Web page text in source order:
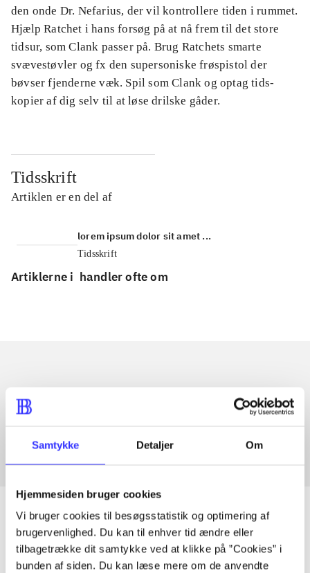
Samtykke Detaljer Om
Hjemmesiden bruger cookies
Vi bruger cookies til besøgsstatistik og optimering af
brugervenlighed. Du kan til enhver tid ændre eller
tilbagetrække dit samtykke ved at klikke på ”Cookies” i
bunden af siden. Du kan læse mere om de anvendte
den onde Dr. Nefarius, der vil kontrollere tiden i rummet.
Hjælp Ratchet i hans forsøg på at nå frem til det store
tidsur, som Clank passer på. Brug Ratchets smarte
svævestøvler og fx den supersoniske frøspistol der
bøvser fjenderne væk. Spil som Clank og optag tids-
kopier af dig selv til at løse drilske gåder.
Tidsskrift
Artiklen er en del af
lorem ipsum dolor sit amet ...
Tidsskrift
Artiklerne i handler ofte om
Artikler med samme emner
Fra
Artikler